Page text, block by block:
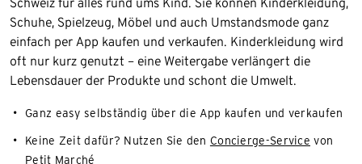
Schuhe, Spielzeug, Möbel und auch Umstandsmode ganz
einfach per App kaufen und verkaufen. Kinderkleidung wird
oft nur kurz genutzt – eine Weitergabe verlängert die
Lebensdauer der Produkte und schont die Umwelt.
Ganz easy selbständig über die App kaufen und verkaufen
Keine Zeit dafür? Nutzen Sie den Concierge-Service von
Petit Marché